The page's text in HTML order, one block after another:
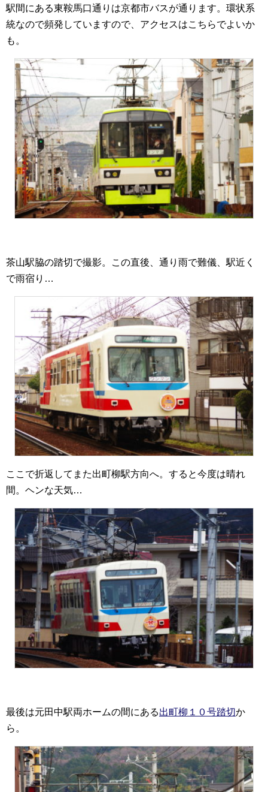
駅間にある東鞍馬口通りは京都市バスが通ります。環状系
統なので頻発していますので、アクセスはこちらでよいか
も。
茶山駅脇の踏切で撮影。この直後、通り雨で難儀、駅近く
で雨宿り…
ここで折返してまた出町柳駅方向へ。すると今度は晴れ
間。ヘンな天気…
最後は元田中駅両ホームの間にある出町柳１０号踏切か
ら。